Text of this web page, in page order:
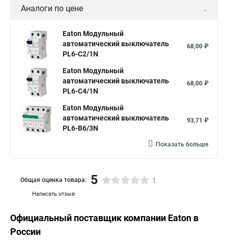
Аналоги по цене
Eaton Модульный
автоматический выключатель
PL6-C2/1N
68,00 ₽
Eaton Модульный
автоматический выключатель
PL6-C4/1N
68,00 ₽
Eaton Модульный
автоматический выключатель
PL6-B6/3N
93,71 ₽
Показать больше
Написать отзыв
Общая оценка товара: 5 1
Официальный поставщик компании Eaton в
России